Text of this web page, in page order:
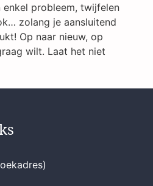
enkel probleem, twijfelen
zolang je aansluitend
Op naar nieuw, op
wilt. Laat het niet